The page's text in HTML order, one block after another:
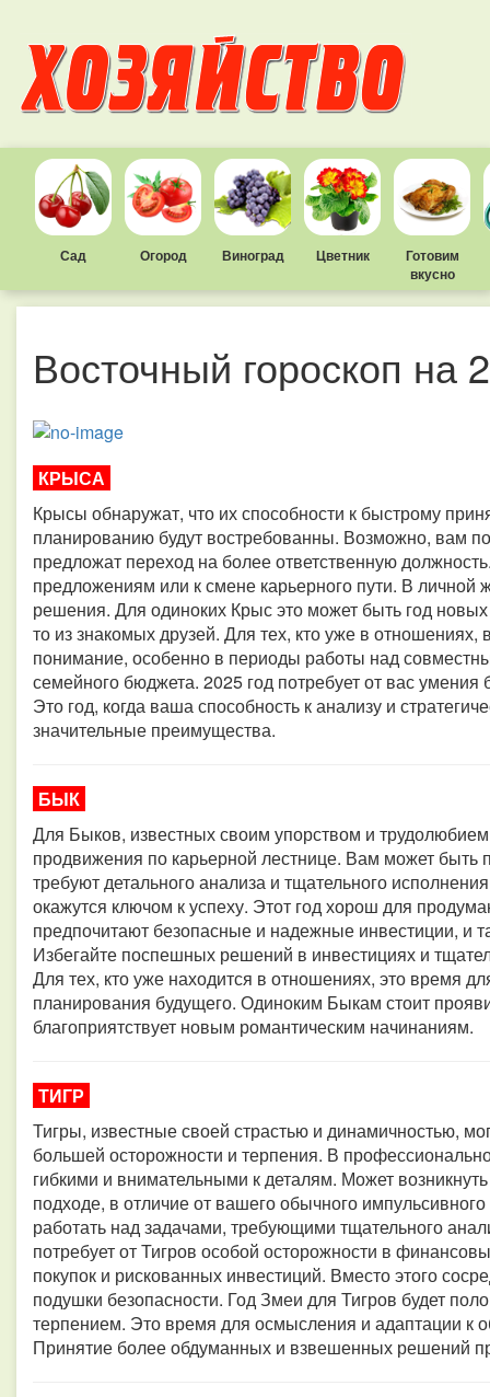
Сад Огород Виноград Цветник
Готовим
вкусно
Восточный гороскоп на
КРЫСА
Крысы обнаружат, что их способности к быстрому
планированию будут востребованны. Возможно, вам
предложат переход на более ответственную
предложениям или к смене карьерного пути. В личной
решения. Для одиноких Крыс это может быть год
то из знакомых друзей. Для тех, кто уже в
понимание, особенно в периоды работы над
семейного бюджета. 2025 год потребует от вас
Это год, когда ваша способность к анализу и
значительные преимущества.
БЫК
Для Быков, известных своим упорством и
продвижения по карьерной лестнице. Вам может быть
требуют детального анализа и тщательного
окажутся ключом к успеху. Этот год хорош для
предпочитают безопасные и надежные инвестиции, и
Избегайте поспешных решений в инвестициях и
Для тех, кто уже находится в отношениях, это время
планирования будущего. Одиноким Быкам стоит
благоприятствует новым романтическим начинаниям.
ТИГР
Тигры, известные своей страстью и динамичностью,
большей осторожности и терпения. В
гибкими и внимательными к деталям. Может
подходе, в отличие от вашего обычного
работать над задачами, требующими тщательного
потребует от Тигров особой осторожности в
покупок и рискованных инвестиций. Вместо этого
подушки безопасности. Год Змеи для Тигров будет
терпением. Это время для осмысления и адаптации к
Принятие более обдуманных и взвешенных решений